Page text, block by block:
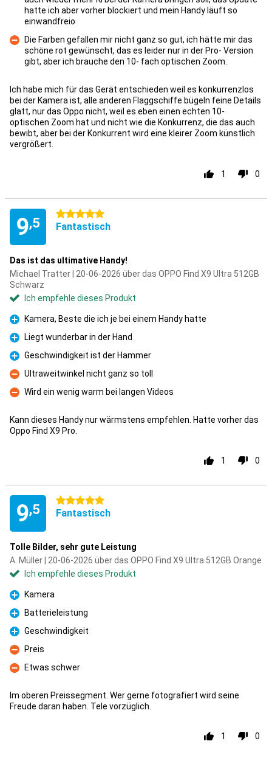
Kontrahatte ich aber vorher blockiert und mein Handy läuft so
einwandfreio
Kontra
Die Farben gefallen mir nicht ganz so gut, ich hätte mir das
schöne rot gewünscht, das es leider nur in der Pro- Version
gibt, aber ich brauche den 10- fach optischen Zoom.
Ich habe mich für das Gerät entschieden weil es konkurrenzlos
bei der Kamera ist, alle anderen Flaggschiffe bügeln feine Details
glatt, nur das Oppo nicht, weil es eben einen echten 10-
optischen Zoom hat und nicht wie die Konkurrenz, die das auch
bewibt, aber bei der Konkurrent wird eine kleirer Zoom künstlich
vergrößert.
1 0
9,5
5 Sterne
Fantastisch
Das ist das ultimative Handy!
Michael Tratter | 20-06-2026 über das OPPO Find X9 Ultra 512GB
Schwarz
Ich empfehle dieses Produkt
Pro
Kamera, Beste die ich je bei einem Handy hatte
Pro
Liegt wunderbar in der Hand
Pro
Geschwindigkeit ist der Hammer
Kontra
Ultraweitwinkel nicht ganz so toll
Kontra
Wird ein wenig warm bei langen Videos
Kann dieses Handy nur wärmstens empfehlen. Hatte vorher das
Oppo Find X9 Pro.
1 0
9,5
5 Sterne
Fantastisch
Tolle Bilder, sehr gute Leistung
A. Müller | 20-06-2026 über das OPPO Find X9 Ultra 512GB Orange
Ich empfehle dieses Produkt
Pro
Kamera
Pro
Batterieleistung
Pro
Geschwindigkeit
Kontra
Preis
Kontra
Etwas schwer
Im oberen Preissegment. Wer gerne fotografiert wird seine
Freude daran haben. Tele vorzüglich.
1 0